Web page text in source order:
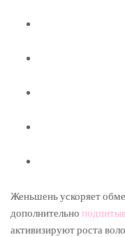
Женьшень ускоряет
дополнительно
активизируют роста